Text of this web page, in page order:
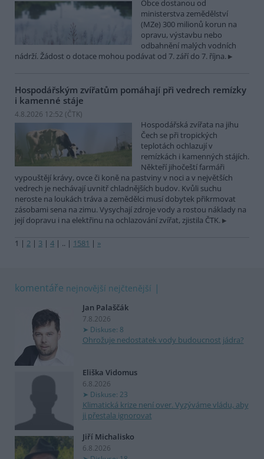
Obce dostanou od
ministerstva zemědělství
(MZe) 300 milionů korun na
opravu, výstavbu nebo
odbahnění malých vodních
nádrží. Žádost o dotace mohou podávat od 7. září do 7. října.
Hospodářským zvířatům pomáhají při vedrech remízky
i kamenné stáje
4.8.2026 12:52 (ČTK)
Hospodářská zvířata na jihu
Čech se při tropických
teplotách ochlazují v
remízkách i kamenných stájích.
Někteří jihočeští farmáři
vypouštějí krávy, ovce či koně na pastviny v noci a v největších
vedrech je nechávají uvnitř chladnějších budov. Kvůli suchu
neroste na loukách tráva a zemědělci musí dobytek přikrmovat
zásobami sena na zimu. Vysychají zdroje vody a rostou náklady na
její dopravu i na elektřinu na ochlazování zvířat, zjistila ČTK.
1 | 2 | 3 | 4 | .. | 1581 | »
komentáře nejnovější nejčtenější
Jan Palaščák
7.8.2026
Diskuse: 8
Ohrožuje nedostatek vody budoucnost jádra?
Eliška Vidomus
6.8.2026
Diskuse: 23
Klimatická krize není over. Vyzýváme vládu, aby
ji přestala ignorovat
Jiří Michalisko
6.8.2026